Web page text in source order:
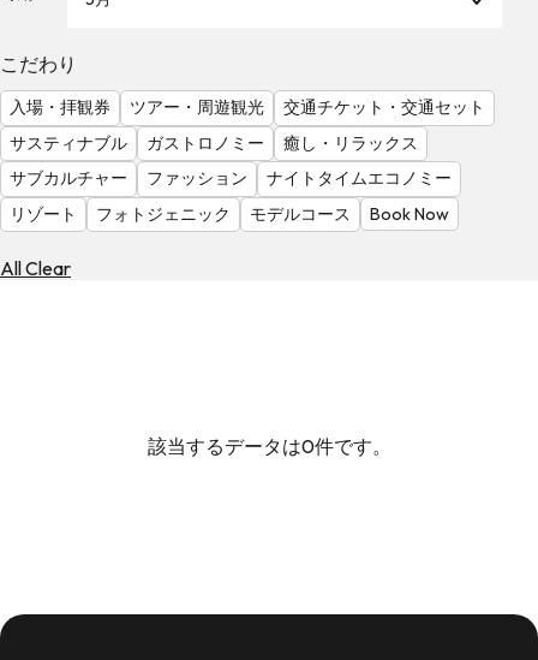
調
べ
る
天
気
を
見
る
こだわり
入場・拝観券 ツアー・周遊観光
交通チケット・交通セット
サスティナブル
ガストロノミー
癒し・リラックス
サブカルチャー
ファッション
ナイトタイムエコノミー
リゾート
フォトジェニック モデルコース Book Now
All Clear
該当するデータは0件です。